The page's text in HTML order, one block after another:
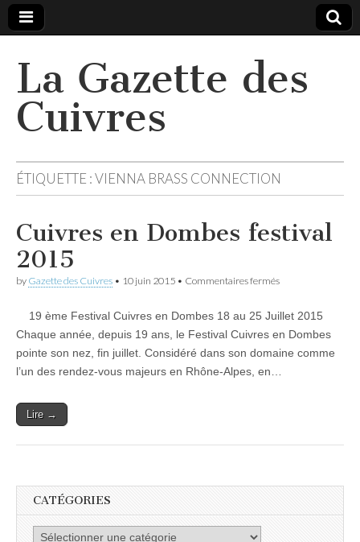
La Gazette des
Cuivres
ÉTIQUETTE :VIENNA BRASS CONNECTION
Cuivres en Dombes festival
2015
by Gazette des Cuivres • 10 juin 2015 • Commentaires ferméssur
Dombes
festival
19 ème Festival Cuivres en Dombes 18 au 25 Juillet 2015
Chaque année, depuis 19 ans, le Festival Cuivres en Dombes
pointe son nez, fin juillet. Considéré dans son domaine comme
l’un des rendez-vous majeurs en Rhône-Alpes, en…
Lire →
CATÉGORIES
Catégories